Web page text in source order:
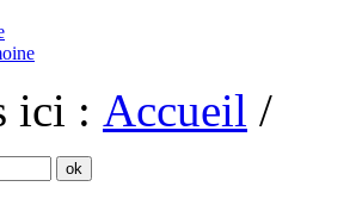
ici : Accueil /